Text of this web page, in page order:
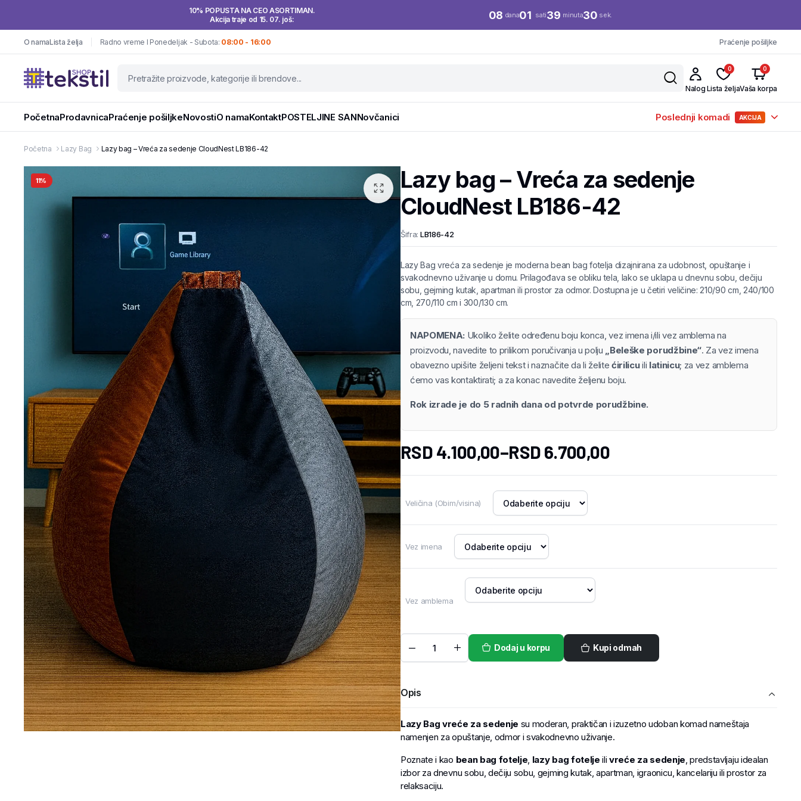
10% POPUSTA NA CEO ASORTIMAN.
Akcija traje od 15. 07. još:
08 dana01 sati39 minuta30 sek.
O namaLista želja Radno vreme I Ponedeljak - Subota: 08:00 - 16:00 Praćenje pošiljke
Nalog
0
Lista želja
0
Vaša korpa
PočetnaProdavnicaPraćenje pošiljkeNovostiO namaKontaktPOSTELJINE SANNovčanici Poslednji komadi AKCIJA
Početna Lazy Bag Lazy bag – Vreća za sedenje CloudNest LB186-42
11%
Lazy bag – Vreća za sedenje
CloudNest LB186-42
Šifra: LB186-42
Lazy Bag vreća za sedenje je moderna bean bag fotelja dizajnirana za udobnost, opuštanje i
svakodnevno uživanje u domu. Prilagođava se obliku tela, lako se uklapa u dnevnu sobu, dečiju
sobu, gejming kutak, apartman ili prostor za odmor. Dostupna je u četiri veličine: 210/90 cm, 240/100
cm, 270/110 cm i 300/130 cm.
NAPOMENA: Ukoliko želite određenu boju konca, vez imena i/ili vez amblema na
proizvodu, navedite to prilikom poručivanja u polju „Beleške porudžbine“. Za vez imena
obavezno upišite željeni tekst i naznačite da li želitećirilicuili latinicu; za vez amblema
ćemo vas kontaktirati; a za konac navedite željenu boju.
Rok izrade je do 5 radnih dana od potvrde porudžbine.
RSD4.100,00–RSD6.700,00
Veličina (Obim/visina)
Vez imena
Vez amblema
Dodaj u korpu Kupi odmah
Opis
Lazy Bag vreće za sedenje su moderan, praktičan i izuzetno udoban komad nameštaja
namenjen za opuštanje, odmor i svakodnevno uživanje.
Poznate i kao bean bag fotelje, lazy bag fotelje ilivreće za sedenje, predstavljaju idealan
izbor za dnevnu sobu, dečiju sobu, gejming kutak, apartman, igraonicu, kancelariju ili prostor za
relaksaciju.